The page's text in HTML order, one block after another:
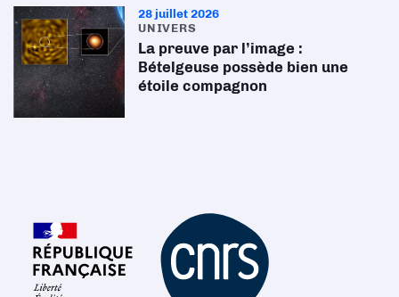
28 juillet 2026
UNIVERS
La preuve par l’image :
Bételgeuse possède bien une
étoile compagnon